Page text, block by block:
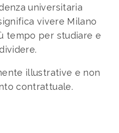
universitaria
vivere Milano
tempo per studiare e
illustrative e non
contrattuale.